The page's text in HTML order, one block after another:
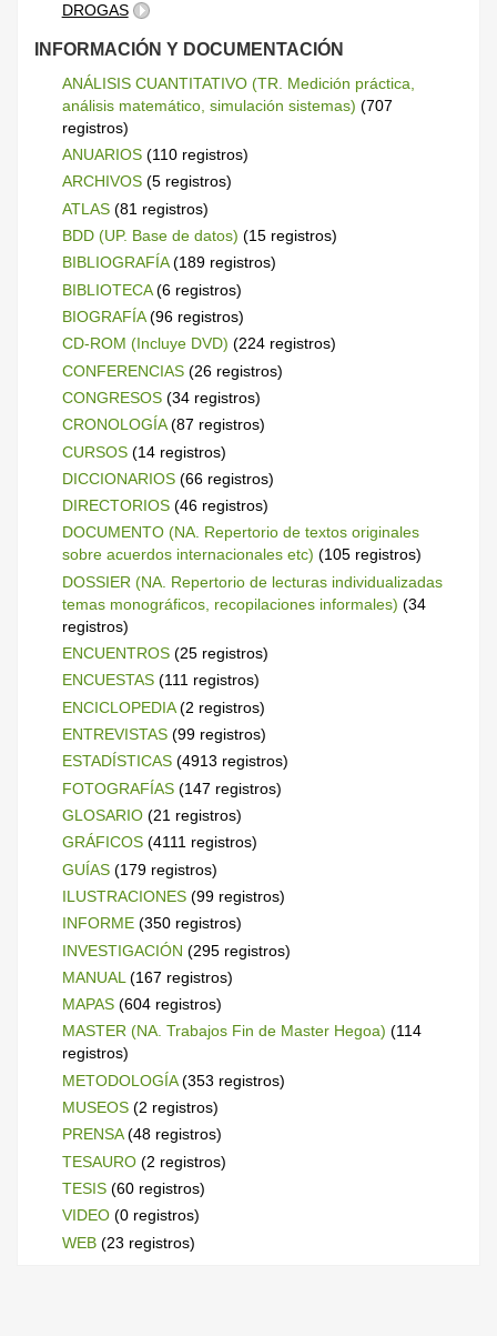
DROGAS
INFORMACIÓN Y DOCUMENTACIÓN
ANÁLISIS CUANTITATIVO (TR. Medición práctica,
análisis matemático, simulación sistemas) (707
registros)
ANUARIOS(110 registros)
ARCHIVOS(5 registros)
ATLAS(81 registros)
BDD (UP. Base de datos) (15 registros)
BIBLIOGRAFÍA(189 registros)
BIBLIOTECA(6 registros)
BIOGRAFÍA(96 registros)
CD-ROM (Incluye DVD) (224 registros)
CONFERENCIAS(26 registros)
CONGRESOS(34 registros)
CRONOLOGÍA(87 registros)
CURSOS(14 registros)
DICCIONARIOS(66 registros)
DIRECTORIOS(46 registros)
DOCUMENTO (NA. Repertorio de textos originales
sobre acuerdos internacionales etc) (105 registros)
DOSSIER (NA. Repertorio de lecturas individualizadas
temas monográficos, recopilaciones informales) (34
registros)
ENCUENTROS(25 registros)
ENCUESTAS(111 registros)
ENCICLOPEDIA(2 registros)
ENTREVISTAS(99 registros)
ESTADÍSTICAS(4913 registros)
FOTOGRAFÍAS(147 registros)
GLOSARIO(21 registros)
GRÁFICOS(4111 registros)
GUÍAS(179 registros)
ILUSTRACIONES(99 registros)
INFORME(350 registros)
INVESTIGACIÓN (295 registros)
MANUAL (167 registros)
MAPAS(604 registros)
MASTER (NA. Trabajos Fin de Master Hegoa) (114
registros)
METODOLOGÍA(353 registros)
MUSEOS(2 registros)
PRENSA(48 registros)
TESAURO(2 registros)
TESIS(60 registros)
VIDEO(0 registros)
WEB(23 registros)